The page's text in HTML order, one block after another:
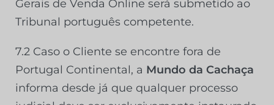
Gerais de Venda Online será submetido ao
Tribunal português competente.
7.2 Caso o Cliente se encontre fora de
Portugal Continental, a Mundo da Cachaça
informa desde já que qualquer processo